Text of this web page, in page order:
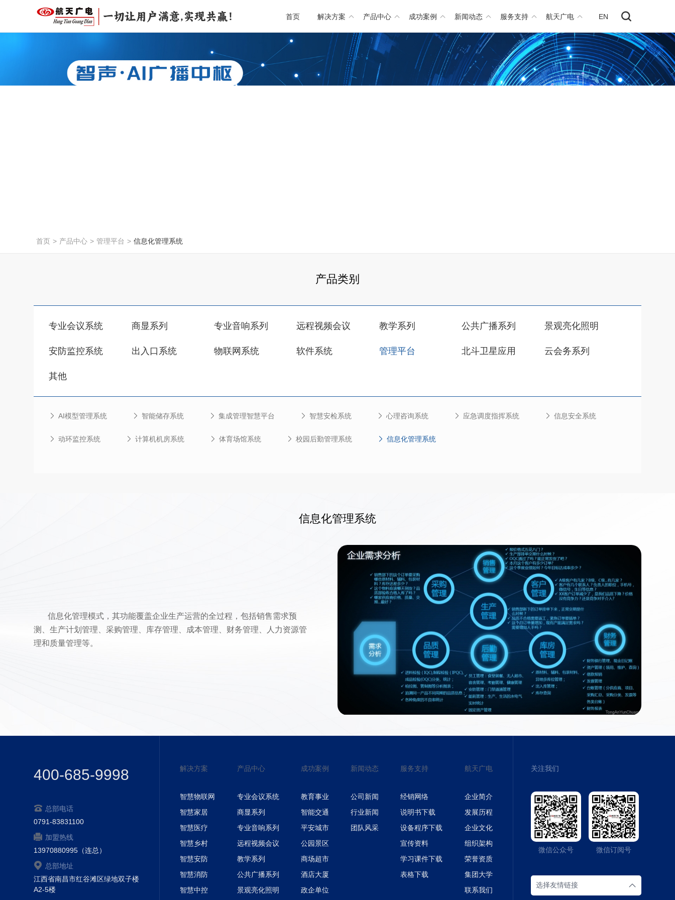
首页 解决方案 产品中心 成功案例 新闻动态 服务支持 航天广电 EN
首页 > 产品中心 > 管理平台 > 信息化管理系统
产品类别
专业会议系统 商显系列 专业音响系列 远程视频会议 教学系列 公共广播系列 景观亮化照明
安防监控系统 出入口系统 物联网系统 软件系统 管理平台 北斗卫星应用 云会务系列
其他
AI模型管理系统 智能储存系统 集成管理智慧平台 智慧安检系统 心理咨询系统 应急调度指挥系统 信息安全系统
动环监控系统 计算机机房系统 体育场馆系统 校园后勤管理系统 信息化管理系统
信息化管理系统
信息化管理模式，其功能覆盖企业生产运营的全过程，包括销售需求预
测、生产计划管理、采购管理、库存管理、成本管理、财务管理、人力资源管
理和质量管理等。
400-685-9998
总部电话
0791-83831100
加盟热线
13970880995（连总）
总部地址
江西省南昌市红谷滩区绿地双子楼
A2-5楼
解决方案
智慧物联网
智慧家居
智慧医疗
智慧乡村
智慧安防
智慧消防
智慧中控
产品中心
专业会议系统
商显系列
专业音响系列
远程视频会议
教学系列
公共广播系列
景观亮化照明
成功案例
教育事业
智能交通
平安城市
公园景区
商场超市
酒店大厦
政企单位
新闻动态
公司新闻
行业新闻
团队风采
服务支持
经销网络
说明书下载
设备程序下载
宣传资料
学习课件下载
表格下载
航天广电
企业简介
发展历程
企业文化
组织架构
荣誉资质
集团大学
联系我们
关注我们
微信公众号 微信订阅号
选择友情链接